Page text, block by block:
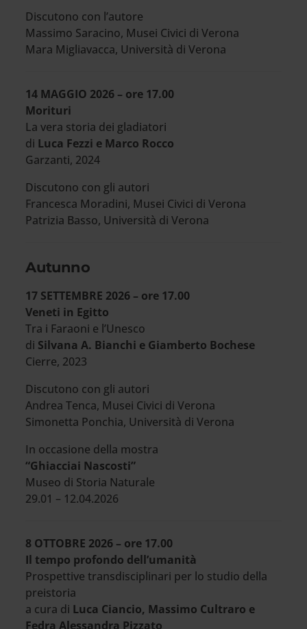
Discutono con l’autore
Massimo Saracino, Musei Civici di Verona
Mara Migliavacca, Università di Verona
14 MAGGIO 2026 – ore 17.00
Morituri
La vera storia dei gladiatori
di Luca Fezzi e Marco Rocco
Garzanti, 2024
Discutono con gli autori
Francesca Moradini, Musei Civici di Verona
Patrizia Basso, Università di Verona
Autunno
17 SETTEMBRE 2026 – ore 17.00
Veneti in Egitto
Tra i Faraoni e l’Unesco
di Silvana A. Bianchi e Giamberto Bochese
Cierre, 2023
Discutono con gli autori
Andrea Tenca, Musei Civici di Verona
Simonetta Ponchia, Università di Verona
In occasione della mostra
“Ghiacciai Nascosti”
Museo di Storia Naturale
29.01 – 12.04.2026
8 OTTOBRE 2026 – ore 17.00
Il tempo profondo dell’umanità
Prospettive transdisciplinari per lo studio della
preistoria
a cura di Luca Ciancio, Massimo Cultraro e
Fedra Alessandra Pizzato